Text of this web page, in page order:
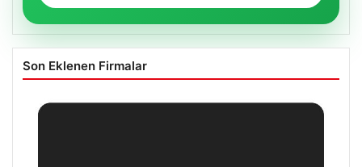
Son Eklenen Firmalar